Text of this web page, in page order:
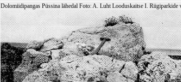
Dolomiidipangas Püssina lähedal Foto: A. Luht Looduskaitse I. Riigiparkide